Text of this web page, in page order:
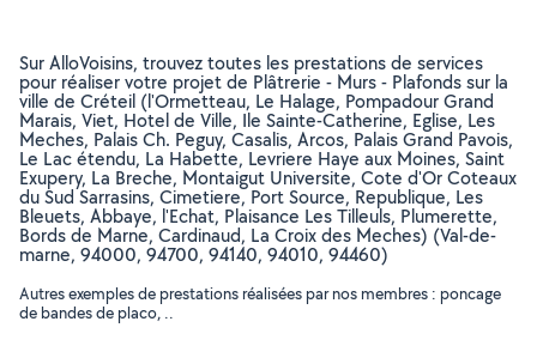
Sur AlloVoisins, trouvez toutes les prestations de services
pour réaliser votre projet de Plâtrerie - Murs - Plafonds sur la
ville de Créteil (l'Ormetteau, Le Halage, Pompadour Grand
Marais, Viet, Hotel de Ville, Ile Sainte-Catherine, Eglise, Les
Meches, Palais Ch. Peguy, Casalis, Arcos, Palais Grand Pavois,
Le Lac étendu, La Habette, Levriere Haye aux Moines, Saint
Exupery, La Breche, Montaigut Universite, Cote d'Or Coteaux
du Sud Sarrasins, Cimetiere, Port Source, Republique, Les
Bleuets, Abbaye, l'Echat, Plaisance Les Tilleuls, Plumerette,
Bords de Marne, Cardinaud, La Croix des Meches) (Val-de-
marne, 94000, 94700, 94140, 94010, 94460)
Autres exemples de prestations réalisées par nos membres : poncage
de bandes de placo, ..